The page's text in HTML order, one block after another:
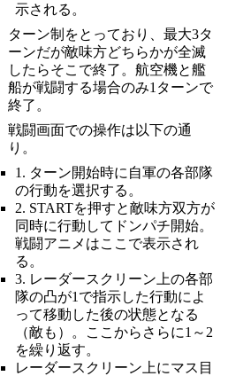
示される。
ターン制をとっており、最大3タ
ーンだが敵味方どちらかが全滅
したらそこで終了。航空機と艦
船が戦闘する場合のみ1ターンで
終了。
戦闘画面での操作は以下の通
り。
1. ターン開始時に自軍の各部隊
の行動を選択する。
2. STARTを押すと敵味方双方が
同時に行動してドンパチ開始。
戦闘アニメはここで表示され
る。
3. レーダースクリーン上の各部
隊の凸が1で指示した行動によ
って移動した後の状態となる
（敵も）。ここからさらに1～2
を繰り返す。
レーダースクリーン上にマス目